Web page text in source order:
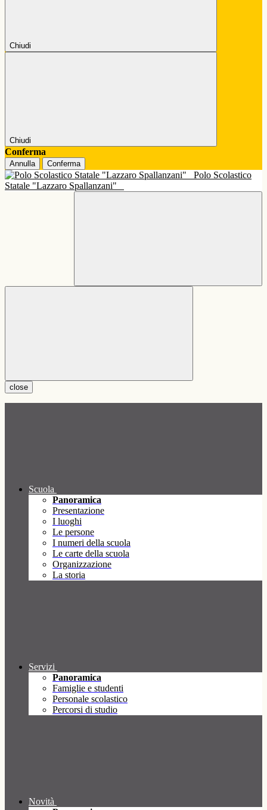
Chiudi
Chiudi
Conferma
Annulla Conferma
Polo Scolastico
Statale "Lazzaro Spallanzani"
close
Scuola
Panoramica
Presentazione
I luoghi
Le persone
I numeri della scuola
Le carte della scuola
Organizzazione
La storia
Servizi
Panoramica
Famiglie e studenti
Personale scolastico
Percorsi di studio
Novità